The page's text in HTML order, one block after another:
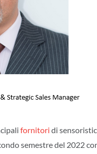
fornitori di
semestre del 2022